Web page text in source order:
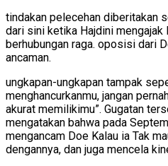
tindakan pelecehan diberitakan
dari sini ketika Hajdini mengajak
berhubungan raga. oposisi dari
ancaman.
ungkapan-ungkapan tampak
menghancurkanmu, jangan
akurat memilikimu”. Gugatan
mengatakan bahwa pada
mengancam Doe Kalau ia Tak
dengannya, dan juga mencela